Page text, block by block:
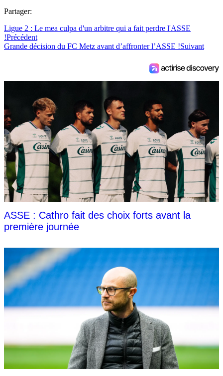
Partager:
Ligue 2 : Le mea culpa d'un arbitre qui a fait perdre l'ASSE
!Précédent
Grande décision du FC Metz avant d’affronter l’ASSE !Suivant
ASSE : Cathro fait des choix forts avant la
première journée